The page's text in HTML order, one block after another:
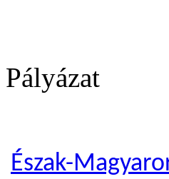
Pályázat
Észak-